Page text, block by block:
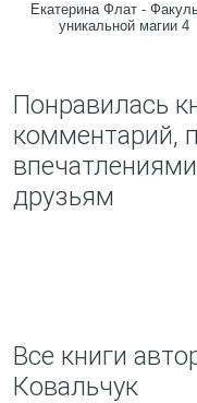
Екатерина Флат -
уникальной магии 4
Понравилась
комментарий,
друзьям
Все книги
Ковальчук